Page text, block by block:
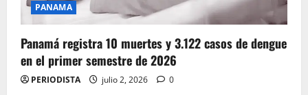
PANAMA
Panamá registra 10 muertes y 3.122 casos de dengue
en el primer semestre de 2026
PERIODISTA julio 2, 2026 0